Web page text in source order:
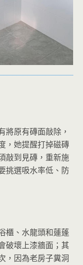
將原有磚面敲除，
，她提醒打掉磁磚
敲到見磚，重新施
挑選吸水率低、防
櫃、水龍頭和蓮蓬
破壞上漆牆面；其
，因為老房子糞洞